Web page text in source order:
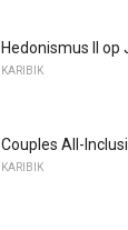
Hedonismus II op
KARIBIK
Couples All-
KARIBIK